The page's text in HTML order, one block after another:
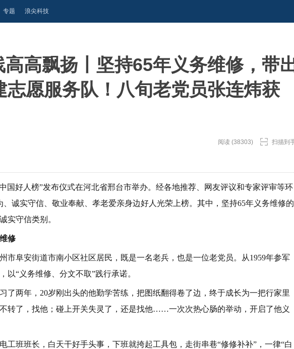
专题 浪尖科技
高飘扬丨坚持65年义务维修，带
志愿服务队！八旬老党员张连炜获
阅读 (38303) 扫描到
国好人榜”发布仪式在河北省邢台市举办。经各地推荐、网友评议和专家评审等环
诚实守信、敬业奉献、孝老爱亲身边好人光荣上榜。其中，坚持65年义务维修的
实守信类别。
修
市阜安街道市南小区社区居民，既是一名老兵，也是一位老党员。从1959年参军
以“义务维修、分文不取”践行承诺。
了两年，20岁刚出头的他勤学苦练，把图纸翻得卷了边，终于成长为一把行家里
转了，找他；碰上开关失灵了，还是找他……一次次热心肠的举动，开启了他义
工班班长，白天干好手头事，下班就挎起工具包，走街串巷“修修补补”，一律“白